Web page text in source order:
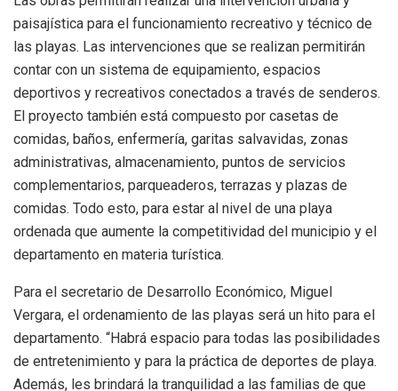
paisajística para el funcionamiento recreativo y técnico de
las playas. Las intervenciones que se realizan permitirán
contar con un sistema de equipamiento, espacios
deportivos y recreativos conectados a través de senderos.
El proyecto también está compuesto por casetas de
comidas, baños, enfermería, garitas salvavidas, zonas
administrativas, almacenamiento, puntos de servicios
complementarios, parqueaderos, terrazas y plazas de
comidas. Todo esto, para estar al nivel de una playa
ordenada que aumente la competitividad del municipio y el
departamento en materia turística.
Para el secretario de Desarrollo Económico, Miguel
Vergara, el ordenamiento de las playas será un hito para el
departamento. “Habrá espacio para todas las posibilidades
de entretenimiento y para la práctica de deportes de playa.
Además, les brindará la tranquilidad a las familias de que